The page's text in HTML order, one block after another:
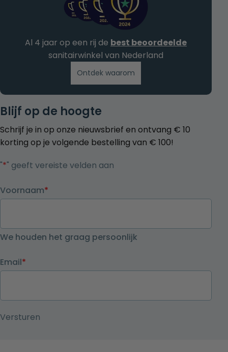
Blijf op de hoogte
Schrijf je in op onze nieuwsbrief en ontvang € 10
korting op je volgende bestelling van € 100!
"*" geeft vereiste velden aan
Voornaam*
We houden het graag persoonlijk
Email*
Al 4 jaar op een rij de best beoordeelde
sanitairwinkel van Nederland
Ontdek waarom